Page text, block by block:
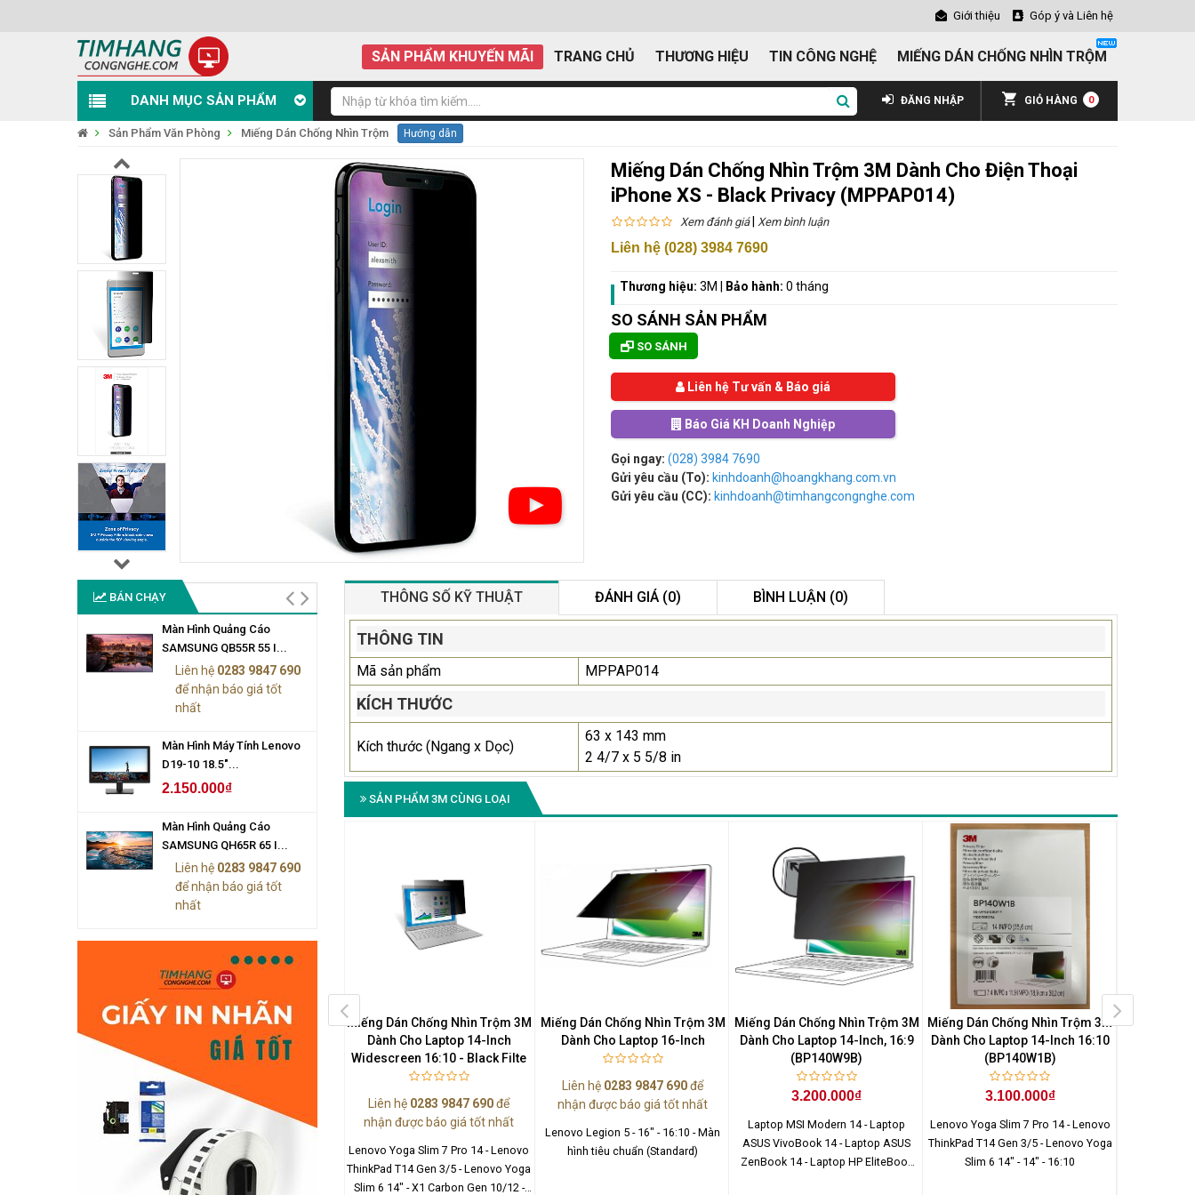
Giới thiệu Góp ý và Liên hệ
SẢN PHẨM KHUYẾN MÃI TRANG CHỦ THƯƠNG HIỆU TIN CÔNG NGHỆ MIẾNG DÁN CHỐNG NHÌN TRỘM
DANH MỤC SẢN PHẨM GIỎ HÀNG 0
ĐĂNG NHẬP
Sản Phẩm Văn Phòng Miếng Dán Chống Nhìn Trộm Hướng dẫn
Miếng Dán Chống Nhìn Trộm 3M Dành Cho Điện Thoại
iPhone XS - Black Privacy (MPPAP014)
Xem đánh giá| Xem bình luận
Liên hệ (028) 3984 7690
Thương hiệu: 3M Bảo hành: 0 tháng
SO SÁNH SẢN PHẨM
SO SÁNH
Liên hệ Tư vấn & Báo giá
Báo Giá KH Doanh Nghiệp
Gọi ngay: (028) 3984 7690
Gửi yêu cầu (To): kinhdoanh@hoangkhang.com.vn
Gửi yêu cầu (CC): kinhdoanh@timhangcongnghe.com
BÁN CHẠY
Màn Hình Quảng Cáo
SAMSUNG QB55R 55 I...
Liên hệ 0283 9847 690
để nhận báo giá tốt
nhất
Màn Hình Máy Tính Lenovo
D19-10 18.5"...
2.150.000₫
Màn Hình Quảng Cáo
SAMSUNG QH65R 65 I...
Liên hệ 0283 9847 690
để nhận báo giá tốt
nhất
Liên hệ
để nhận báo giá tốt
D19-10 18.5"...
Liên hệ0283 9847 690
để nhận báo giá tốt
THÔNG SỐ KỸ THUẬT ĐÁNH GIÁ (0) BÌNH LUẬN (0)
THÔNG TIN
Mã sản phẩm MPPAP014
KÍCH THƯỚC
Kích thước (Ngang x Dọc)
63 x 143 mm
2 4/7 x 5 5/8 in
SẢN PHẨM 3M CÙNG LOẠI
Dán Chống Nhìn Trộm
Hình Máy Tính 3M
Miếng Dán Chống Nhìn Trộm
Màn Hình Máy Tính 3M
GF236W9B
Liên hệ (028) 3984 7690
Miếng Dán Chống Nhìn Trộm 3M
Dành Cho Laptop 14-Inch
Widescreen 16:10 - Black Filte
Liên hệ 0283 9847 690để
nhận được báo giá tốt nhất
Lenovo Yoga Slim 7 Pro 14 - Lenovo
ThinkPad T14 Gen 3/5 - Lenovo Yoga
Slim 6 14" - X1 Carbon Gen 10/12 -
Miếng Dán Chống Nhìn Trộm 3M
Dành Cho Laptop 16-Inch
Liên hệ 0283 9847 690để
nhận được báo giá tốt nhất
Lenovo Legion 5 - 16" - 16:10 - Màn
hình tiêu chuẩn (Standard)
Miếng Dán Chống Nhìn Trộm 3M
Dành Cho Laptop 14-Inch, 16:9
(BP140W9B)
3.200.000₫
Laptop MSI Modern 14 - Laptop
ASUS VivoBook 14 - Laptop ASUS
ZenBook 14 - Laptop HP EliteBook
Miếng Dán Chống Nhìn Trộm 3M
Dành Cho Laptop 14-Inch 16:10
(BP140W1B)
3.100.000₫
Lenovo Yoga Slim 7 Pro 14 - Lenovo
ThinkPad T14 Gen 3/5 - Lenovo Yoga
Slim 6 14" - 14" - 16:10
Miếng Dán